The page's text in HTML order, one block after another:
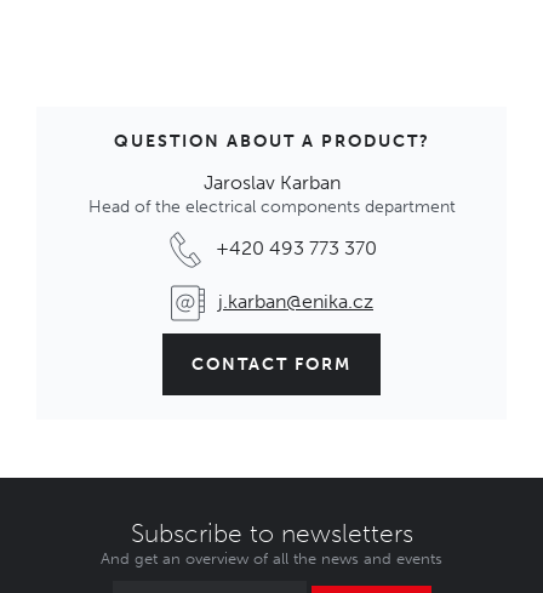
QUESTION ABOUT A PRODUCT?
Jaroslav Karban
Head of the electrical components department
+420 493 773 370
j.karban@enika.cz
CONTACT FORM
Subscribe to newsletters
And get an overview of all the news and events